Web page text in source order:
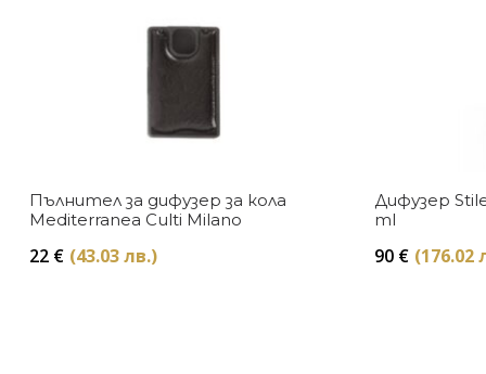
Пълнител за дифузер за кола
Mediterranea Culti Milano
22 € (43.03 лв.)
Дифузер
ml
90 € (176.02